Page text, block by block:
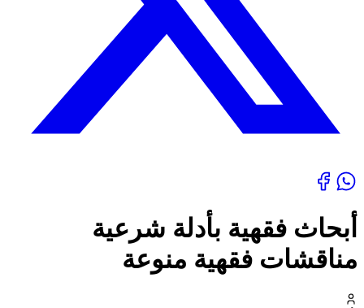
أبحاث فقهية بأدلة شرعية
مناقشات فقهية منوعة